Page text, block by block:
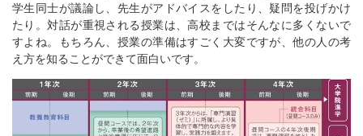
学生同士が議論し、先生がアドバイスをしたり、疑問を投げかけ
たり。対話が重視される授業は、高校まではそんなに多くないで
すよね。もちろん、授業の準備はすごく大変ですが、他の人の考
え方を知ることができて面白いです。